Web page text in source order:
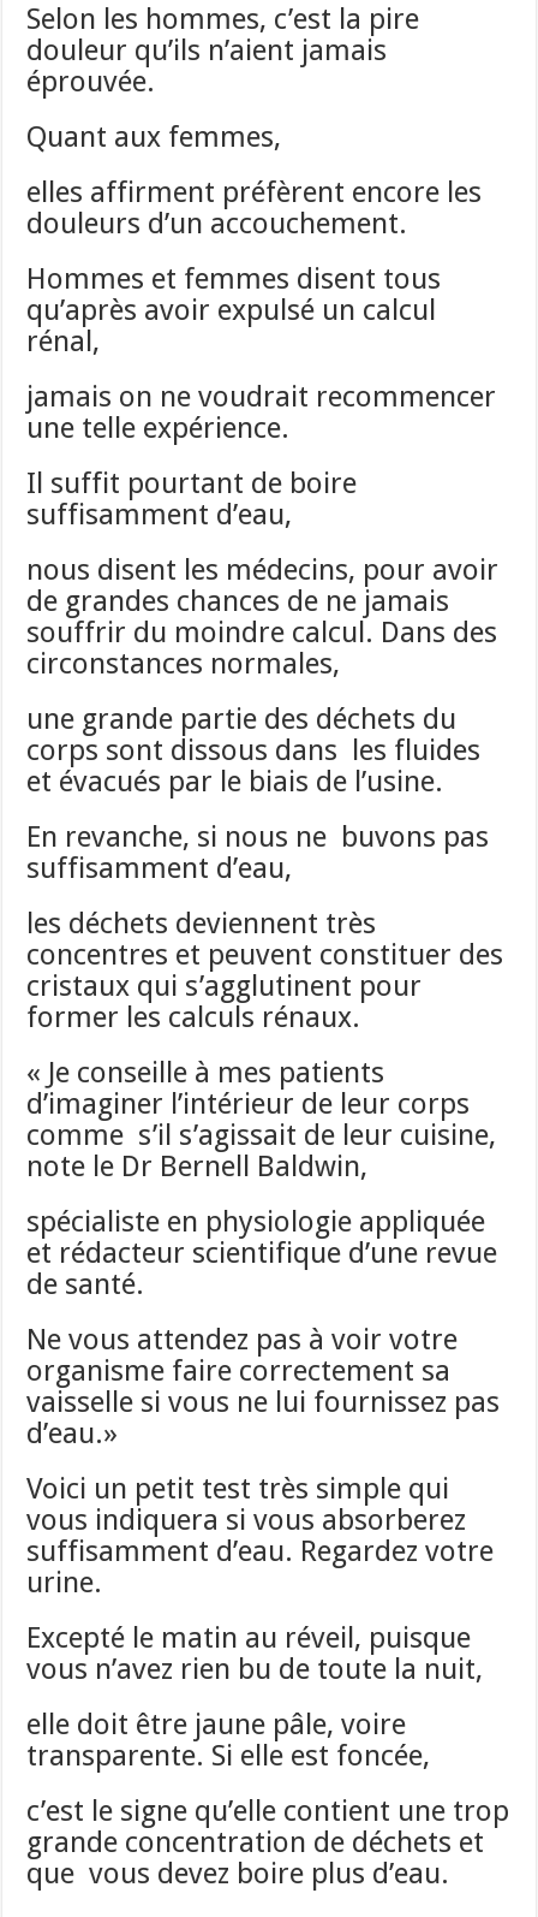
Selon les hommes, c’est la pire
douleur qu’ils n’aient jamais
éprouvée.
Quant aux femmes,
elles affirment préfèrent encore les
douleurs d’un accouchement.
Hommes et femmes disent tous
qu’après avoir expulsé un calcul
rénal,
jamais on ne voudrait recommencer
une telle expérience.
Il suffit pourtant de boire
suffisamment d’eau,
nous disent les médecins, pour avoir
de grandes chances de ne jamais
souffrir du moindre calcul. Dans des
circonstances normales,
une grande partie des déchets du
corps sont dissous dans les fluides
et évacués par le biais de l’usine.
En revanche, si nous ne buvons pas
suffisamment d’eau,
les déchets deviennent très
concentres et peuvent constituer des
cristaux qui s’agglutinent pour
former les calculs rénaux.
« Je conseille à mes patients
d’imaginer l’intérieur de leur corps
comme s’il s’agissait de leur cuisine,
note le Dr Bernell Baldwin,
spécialiste en physiologie appliquée
et rédacteur scientifique d’une revue
de santé.
Ne vous attendez pas à voir votre
organisme faire correctement sa
vaisselle si vous ne lui fournissez pas
d’eau.»
Voici un petit test très simple qui
vous indiquera si vous absorberez
suffisamment d’eau. Regardez votre
urine.
Excepté le matin au réveil, puisque
vous n’avez rien bu de toute la nuit,
elle doit être jaune pâle, voire
transparente. Si elle est foncée,
c’est le signe qu’elle contient une trop
grande concentration de déchets et
que vous devez boire plus d’eau.